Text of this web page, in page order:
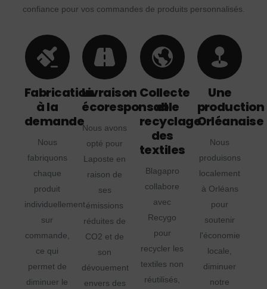
confiance pour vos commandes de produits personnalisés.
Fabrication
à la
demande
Nous
fabriquons
chaque
produit
individuellement
sur
commande,
ce qui
permet de
diminuer le
Livraison
écoresponsable
Nous avons
opté pour
Laposte en
raison de
ses
émissions
réduites de
CO2 et de
son
dévouement
envers des
Collecte
et
recyclage
des
textiles
Blagapro
collabore
avec
Recygo
pour
recycler les
textiles non
réutilisés,
Une
production
Orléanaise
Nous
produisons
localement
à Orléans
pour
soutenir
l'économie
locale,
diminuer
notre